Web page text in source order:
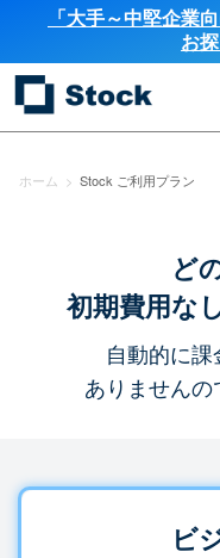
「大手～中堅企業
お
ホーム > Stock ご利用プラン
ど
初期費用な
自動的に
ありません
ビ